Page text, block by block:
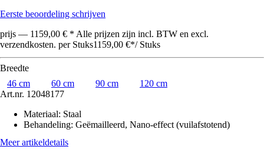
Eerste beoordeling schrijven
prijs — 1159,00 € * Alle prijzen zijn incl. BTW en excl.
verzendkosten. per Stuks1159,00 €*/ Stuks
Breedte
46 cm
60 cm 90 cm
120 cm
Art.nr. 12048177
Materiaal: Staal
Behandeling: Geëmailleerd, Nano-effect (vuilafstotend)
Meer artikeldetails